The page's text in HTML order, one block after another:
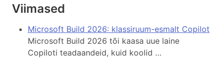
Viimased
Microsoft Build 2026: klassiruum-esmalt Copilot
Microsoft Build 2026 tõi kaasa uue laine
Copiloti teadaandeid, kuid koolid …